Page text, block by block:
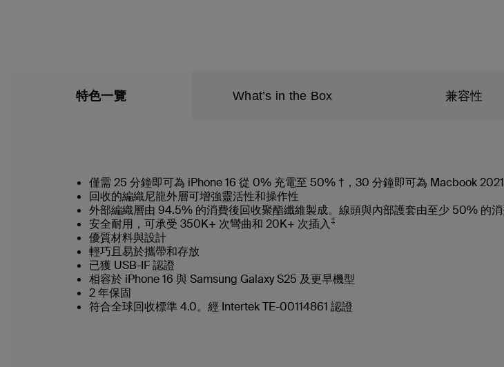
特色一覽 What’s in the Box 兼容性
僅需 25 分鐘即可為 iPhone 16 從 0% 充電至 50% †，30 分鐘即可為 Macbook
回收的編織尼龍外層可增強靈活性和操作性
外部編織層由 94.5% 的消費後回收聚酯纖維製成。線頭與內部護套由至少 50% 的
安全耐用，可承受 350K+ 次彎曲和 20K+ 次插入‡
優質材料與設計
輕巧且易於攜帶和存放
已獲 USB-IF 認證
相容於 iPhone 16 與 Samsung Galaxy S25 及更早機型
2 年保固
符合全球回收標準 4.0。經 Intertek TE-00114861 認證